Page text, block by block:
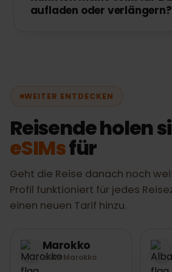
persönlichem Hotspot mit
aufladen oder verlängern?
bestehen.
WEITER ENTDECKEN
Reisende holen
eSIMsfür
Geht die Reise danach noch
Profil funktioniert für jedes
einen neuen Tarif hinzu.
Marokko
eSIM Marokko